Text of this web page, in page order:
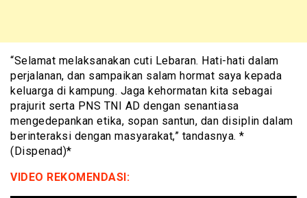
“Selamat melaksanakan cuti Lebaran. Hati-hati dalam
perjalanan, dan sampaikan salam hormat saya kepada
keluarga di kampung. Jaga kehormatan kita sebagai
prajurit serta PNS TNI AD dengan senantiasa
mengedepankan etika, sopan santun, dan disiplin dalam
berinteraksi dengan masyarakat,” tandasnya. *
(Dispenad)*
VIDEO REKOMENDASI: